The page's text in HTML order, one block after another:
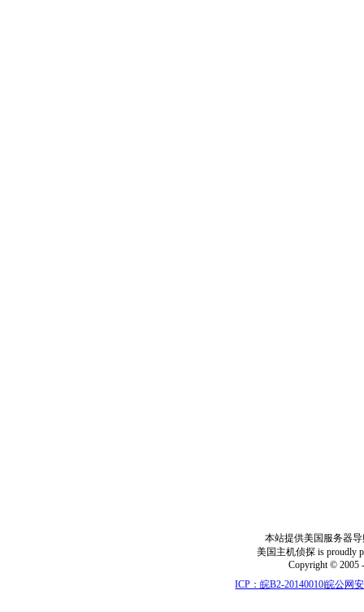
本站提供美国服务器
美国主机侦探 is proudly
Copyright © 2005
ICP：皖B2-20140010|皖公网